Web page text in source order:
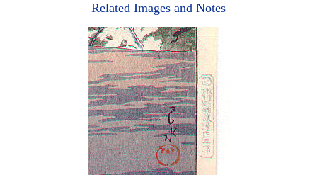
Related Images and Notes